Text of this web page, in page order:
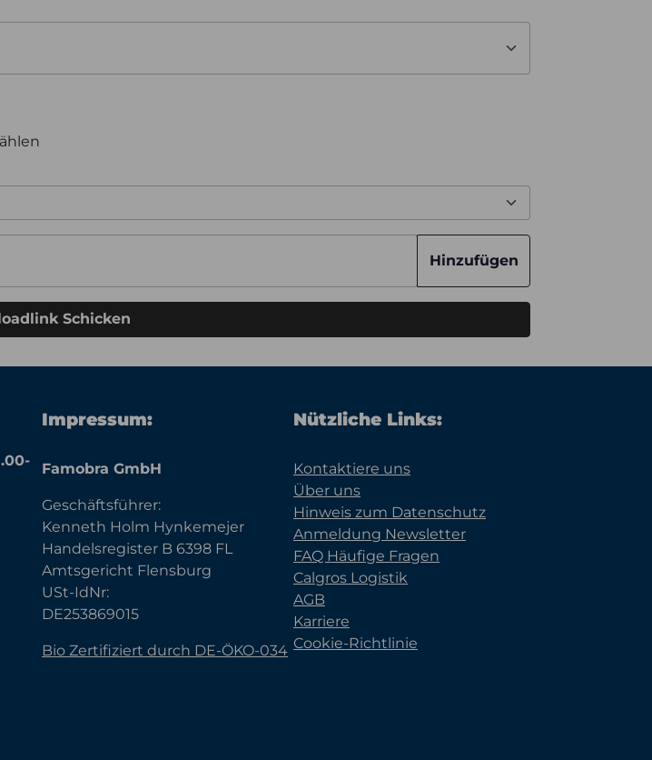
Hinzufügen
Schicken
Impressum:
Famobra GmbH
Geschäftsführer:
Kenneth Holm Hynkemejer
Handelsregister B 6398 FL
Amtsgericht Flensburg
USt-IdNr:
DE253869015
Bio Zertifiziert durch DE-ÖKO-034
Nützliche Links:
Kontaktiere uns
Über uns
Hinweis zum Datenschutz
Anmeldung Newsletter
FAQ Häufige Fragen
Calgros Logistik
AGB
Karriere
Cookie-Richtlinie